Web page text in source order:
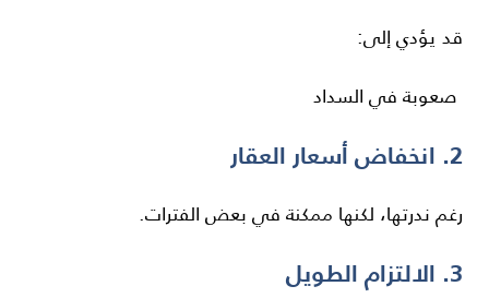
قد يؤدي إلى:
صعوبة في السداد
2. انخفاض أسعار العقار
رغم ندرتها، لكنها ممكنة في بعض الفترات.
3. الالتزام الطويل